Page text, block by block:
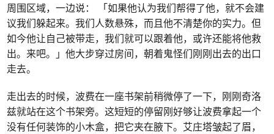
周围区域，一边说： 「如果他认为我们帮得了他，就不会建
议我们躲起来。我们人数悬殊，而且他不清楚你的实力。但
如今他让自己被带走，我们就可以跟着他，或许还能将他救
出。来吧。」他大步穿过房间，朝着鬼怪们刚刚出去的出口
走去。
走出去的时候，波费在一座书架前稍微停了一下，刚刚奇洛
兹就站在这个书架旁。这短短的停留刚好够让波费拿起一个
没有任何装饰的小木盒，把它夹在腋下。艾庄塔皱起了眉，